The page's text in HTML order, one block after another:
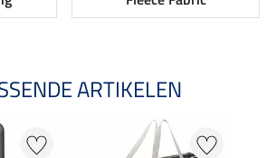
ARTIKELEN